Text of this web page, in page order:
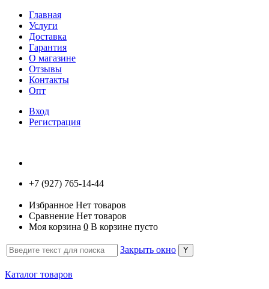
Главная
Услуги
Доставка
Гарантия
О магазине
Отзывы
Контакты
Опт
Вход
Регистрация
+7 (927) 765-14-44
Избранное Нет товаров
Сравнение Нет товаров
Моя корзина 0 В корзине пусто
Закрыть окно
Каталог товаров